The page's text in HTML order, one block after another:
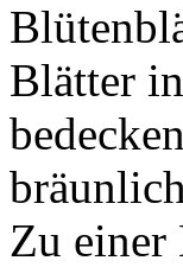
Blätter
Zu einer